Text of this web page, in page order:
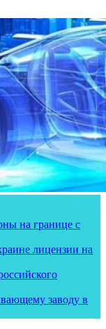
на границе с
лицензии на
заводу в